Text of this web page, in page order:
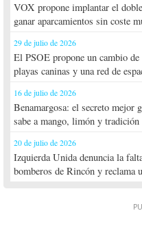
VOX propone implantar el
ganar aparcamientos sin coste
29 de julio de 2026
El PSOE propone un cambio
playas caninas y una red de
16 de julio de 2026
Benamargosa: el secreto mejor
sabe a mango, limón y tradición
20 de julio de 2026
Izquierda Unida denuncia la
bomberos de Rincón y reclama